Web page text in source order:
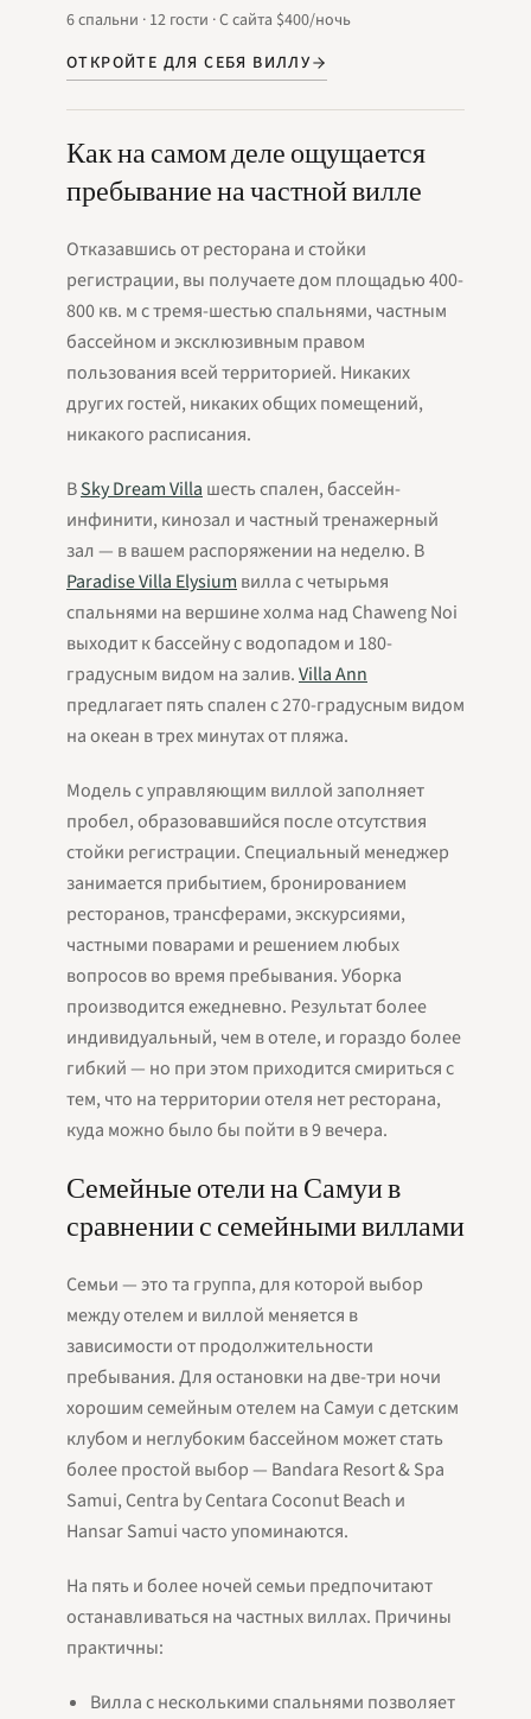
6спальни · 12 гости ·С сайта $400/ночь
ОТКРОЙТЕ ДЛЯ СЕБЯ ВИЛЛУ
Как на самом деле ощущается
пребывание на частной вилле
Отказавшись от ресторана и стойки
регистрации, вы получаете дом площадью 400-
800 кв. м с тремя-шестью спальнями, частным
бассейном и эксклюзивным правом
пользования всей территорией. Никаких
других гостей, никаких общих помещений,
никакого расписания.
ВSky Dream Villa шесть спален, бассейн-
инфинити, кинозал и частный тренажерный
зал — в вашем распоряжении на неделю. В
Paradise Villa Elysium вилла с четырьмя
спальнями на вершине холма над Chaweng Noi
выходит к бассейну с водопадом и 180-
градусным видом на залив.Villa Ann
предлагает пять спален с 270-градусным видом
на океан в трех минутах от пляжа.
Модель с управляющим виллой заполняет
пробел, образовавшийся после отсутствия
стойки регистрации. Специальный менеджер
занимается прибытием, бронированием
ресторанов, трансферами, экскурсиями,
частными поварами и решением любых
вопросов во время пребывания. Уборка
производится ежедневно. Результат более
индивидуальный, чем в отеле, и гораздо более
гибкий — но при этом приходится смириться с
тем, что на территории отеля нет ресторана,
куда можно было бы пойти в 9 вечера.
Семейные отели на Самуи в
сравнении с семейными виллами
Семьи — это та группа, для которой выбор
между отелем и виллой меняется в
зависимости от продолжительности
пребывания. Для остановки на две-три ночи
хорошим семейным отелем на Самуи с детским
клубом и неглубоким бассейном может стать
более простой выбор — Bandara Resort & Spa
Samui, Centra by Centara Coconut Beach и
Hansar Samui часто упоминаются.
На пять и более ночей семьи предпочитают
останавливаться на частных виллах. Причины
практичны:
Вилла с несколькими спальнями позволяет